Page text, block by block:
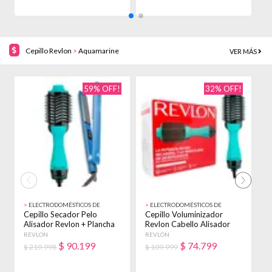
Cepillo Revlon > Aquamarine VER MÁS
59% OFF!
> ELECTRODOMÉSTICOS DE
BELLEZA
Cepillo Secador Pelo
Alisador Revlon + Plancha
Allure 1020 Aquamarine
REVLON
$ 219.998 $ 90.199
32% OFF!
> ELECTRODOMÉSTICOS DE
BELLEZA
Cepillo Voluminizador
Revlon Cabello Alisador
Anti Frizz Verde Agua
REVLON
$ 109.999 $ 74.799